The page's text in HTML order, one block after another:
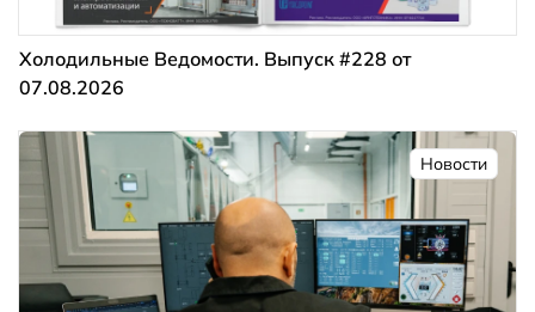
Холодильные Ведомости. Выпуск #228 от
07.08.2026
Новости